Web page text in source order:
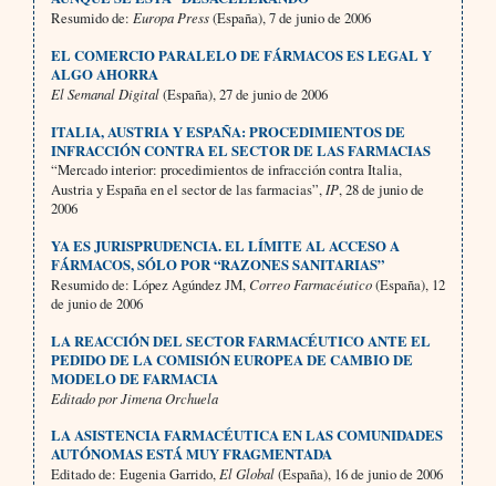
Resumido de: Europa Press(España), 7 de junio de 2006
EL COMERCIO PARALELO DE FÁRMACOS ES LEGAL Y
ALGO AHORRA
El Semanal Digital(España), 27 de junio de 2006
ITALIA, AUSTRIA Y ESPAÑA: PROCEDIMIENTOS DE
INFRACCIÓN CONTRA EL SECTOR DE LAS FARMACIAS
“Mercado interior: procedimientos de infracción contra Italia,
Austria y España en el sector de las farmacias”, IP, 28 de junio de
2006
YA ES JURISPRUDENCIA. EL LÍMITE AL ACCESO A
FÁRMACOS, SÓLO POR “RAZONES SANITARIAS”
Resumido de: López Agúndez JM,Correo Farmacéutico(España), 12
de junio de 2006
LA REACCIÓN DEL SECTOR FARMACÉUTICO ANTE EL
PEDIDO DE LA COMISIÓN EUROPEA DE CAMBIO DE
MODELO DE FARMACIA
Editado por Jimena Orchuela
LA ASISTENCIA FARMACÉUTICA EN LAS COMUNIDADES
AUTÓNOMAS ESTÁ MUY FRAGMENTADA
Editado de: Eugenia Garrido, El Global(España), 16 de junio de 2006